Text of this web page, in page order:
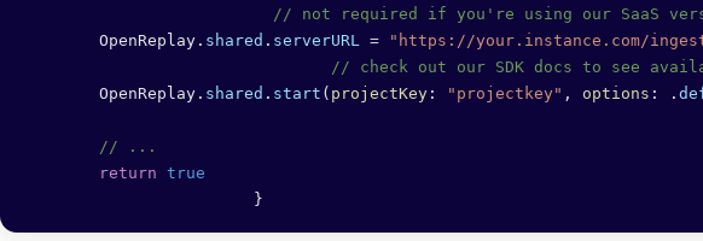
// not required if you're using our SaaS
        OpenReplay.
shared . serverURL = "https://your.instance.com/
// check out our SDK docs to see
        OpenReplay.
shared . start ( projectKey : "projectkey" , options : .
        // ...
        return
true
			}